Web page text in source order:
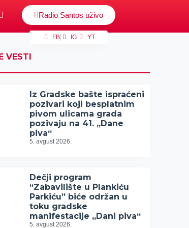
Radio Santos uživo
FB IG YT
VESTI
Iz Gradske bašte ispraćeni
pozivari koji besplatnim
pivom ulicama grada
pozivaju na 41. „Dane
piva“
5. avgust 2026.
Dečji program
“Zabavilište u Plankiću
Parkiću” biće održan u
toku gradske
manifestacije „Dani piva“
5. avgust 2026.